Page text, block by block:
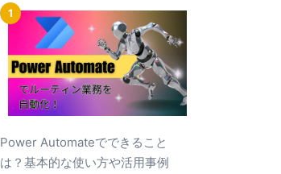
Power Automateでできること
は？基本的な使い方や活用事例